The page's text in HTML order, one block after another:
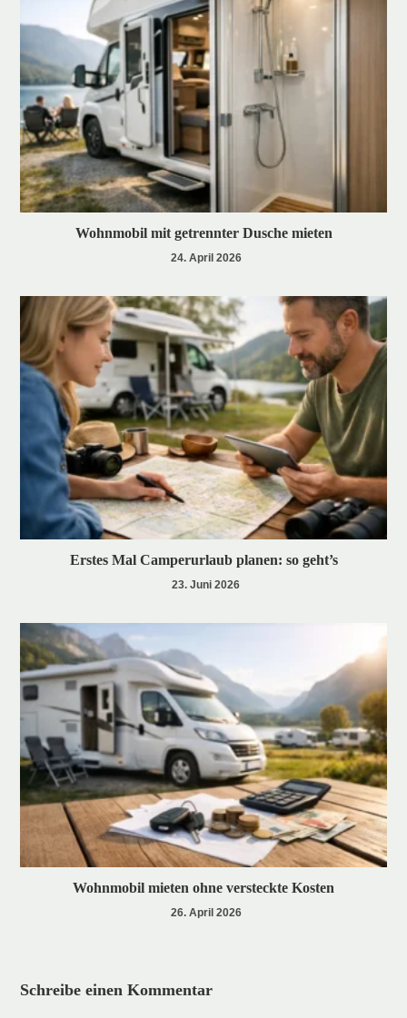
Wohnmobil mit getrennter Dusche mieten
24. April 2026
Erstes Mal Camperurlaub planen: so geht’s
23. Juni 2026
Wohnmobil mieten ohne versteckte Kosten
26. April 2026
Schreibe einen Kommentar